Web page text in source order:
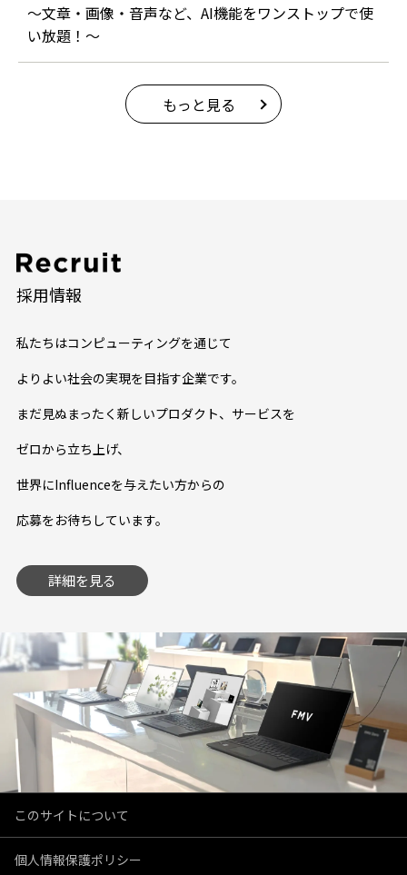
～文章・画像・音声など、AI機能をワンストップで使
い放題！～
もっと見る
採用情報
私たちはコンピューティングを通じて
よりよい社会の実現を目指す企業です。
まだ見ぬまったく新しいプロダクト、サービスを
ゼロから立ち上げ、
世界にInfluenceを与えたい方からの
応募をお待ちしています。
詳細を見る
このサイトについて
個人情報保護ポリシー